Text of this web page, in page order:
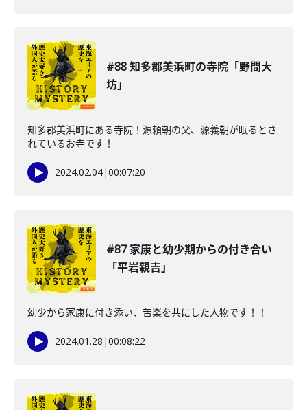
#88 知多郡美浜町の寺院「野間大
坊」
知多郡美浜町にある寺院！源頼朝の父、源義朝が眠るとさ
れているお寺です！
2024.02.04|00:07:20
#87 家康と幼少期からの付き合い
「平岩親吉」
幼少から家康に付き添い、苦楽を共にした人物です！！
2024.01.28 |00:08:22